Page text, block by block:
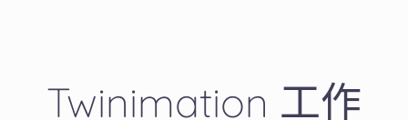
Twinimation 工作